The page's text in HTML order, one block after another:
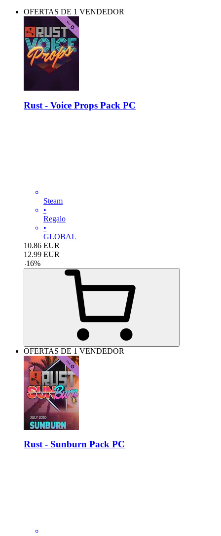
OFERTAS DE 1 VENDEDOR
Rust - Voice Props Pack PC
Steam
•
Regalo
•
GLOBAL
10.86 EUR
12.99 EUR
-16%
OFERTAS DE 1 VENDEDOR
Rust - Sunburn Pack PC